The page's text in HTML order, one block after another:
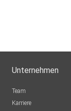
Unternehmen
Team
Karriere